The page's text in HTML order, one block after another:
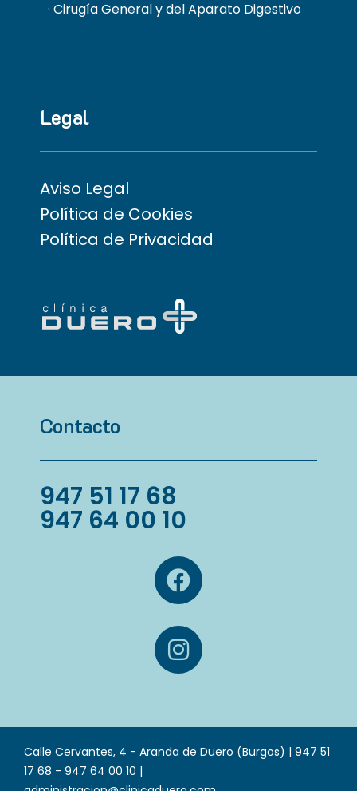
· Cirugía General y del Aparato Digestivo
Legal
Aviso Legal
Política de Cookies
Política de Privacidad
Contacto
947 51 17 68
947 64 00 10
Calle Cervantes, 4 - Aranda de Duero (Burgos) | 947 51
17 68 - 947 64 00 10 |